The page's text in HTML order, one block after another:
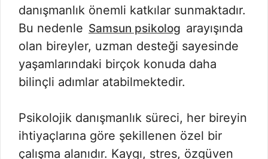
danışmanlık önemli katkılar sunmaktadır.
Bu nedenle Samsun psikolog arayışında
olan bireyler, uzman desteği sayesinde
yaşamlarındaki birçok konuda daha
bilinçli adımlar atabilmektedir.
Psikolojik danışmanlık süreci, her bireyin
ihtiyaçlarına göre şekillenen özel bir
çalışma alanıdır. Kaygı, stres, özgüven